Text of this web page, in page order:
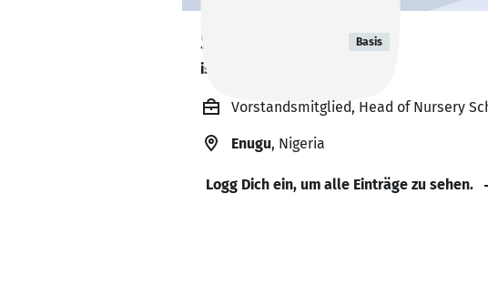
Sweet Glory Basis
is out learning. 🎓
Vorstandsmitglied, Head of Nursery
Enugu, Nigeria
Logg Dich ein, um alle Einträge zu sehen.